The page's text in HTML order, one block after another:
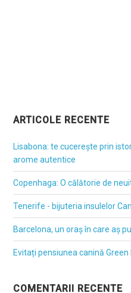
ARTICOLE RECENTE
Lisabona: te cucerește prin
arome autentice
Copenhaga: O călătorie de
Tenerife - bijuteria insulelor
Barcelona, un oraș în care aș
Evitați pensiunea canină
COMENTARII RECENTE